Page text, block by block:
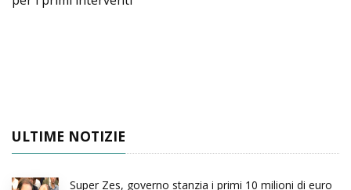
ULTIME NOTIZIE
Super Zes, governo stanzia i primi 10 milioni di euro